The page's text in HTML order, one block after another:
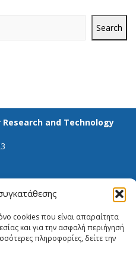
cookies που είναι απαραίτητα
και για την ασφαλή περιήγησή
πληροφορίες, δείτε την
Search
and Technology